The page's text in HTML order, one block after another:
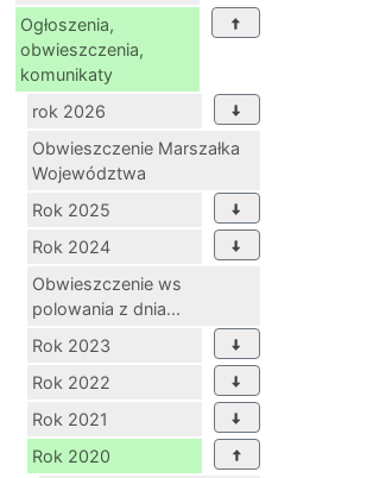
Ogłoszenia,
obwieszczenia,
komunikaty
rok 2026
Obwieszczenie Marszałka
Województwa
Rok 2025
Rok 2024
Obwieszczenie ws
polowania z dnia...
Rok 2023
Rok 2022
Rok 2021
Rok 2020